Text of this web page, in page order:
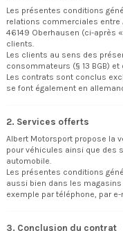
Les présentes conditions
relations commerciales entre
46149 Oberhausen (ci-après
clients.
Les clients au sens des
consommateurs (§ 13 BGB) et
Les contrats sont conclus
se font également en
2. Services offerts
Albert Motorsport propose la
pour véhicules ainsi que des
automobile.
Les présentes conditions
aussi bien dans les
exemple par téléphone, par
3. Conclusion du contrat